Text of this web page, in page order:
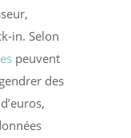
in. Selon
peuvent
des